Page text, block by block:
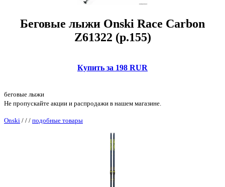
Беговые лыжи Onski Race Carbon
Z61322 (р.155)
Купить за 198 RUR
беговые лыжи
Не пропускайте акции и распродажи в нашем магазине.
Onski / / / подобные товары